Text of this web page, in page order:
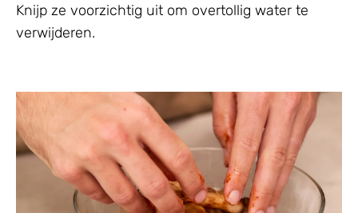
Knijp ze voorzichtig uit om overtollig water te
verwijderen.